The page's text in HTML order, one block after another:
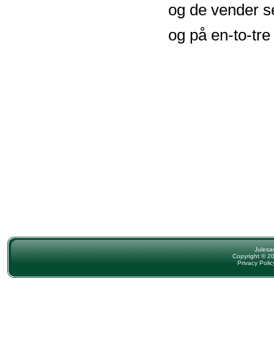
og de vender
og på en-to-
Copyright ©
Privacy